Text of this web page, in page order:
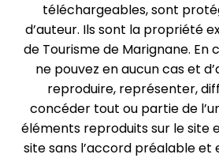
téléchargeables, sont
d’auteur. Ils sont la propriété
de Tourisme de Marignane. En
ne pouvez en aucun cas et
reproduire, représenter,
concéder tout ou partie de
éléments reproduits sur le site
site sans l’accord préalable et